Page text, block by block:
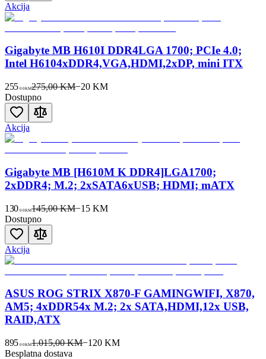
Akcija
Gigabyte MB H610I DDR4LGA 1700; PCIe 4.0;
Intel H6104xDDR4,VGA,HDMI,2xDP, mini ITX
255 00KM275,00 KM−20 KM
Dostupno
Akcija
Gigabyte MB [H610M K DDR4]LGA1700;
2xDDR4; M.2; 2xSATA6xUSB; HDMI; mATX
130 00KM145,00 KM−15 KM
Dostupno
Akcija
ASUS ROG STRIX X870-F GAMINGWIFI, X870,
AM5; 4xDDR54x M.2; 2x SATA,HDMI,12x USB,
RAID,ATX
895 00KM1.015,00 KM−120 KM
Besplatna dostava